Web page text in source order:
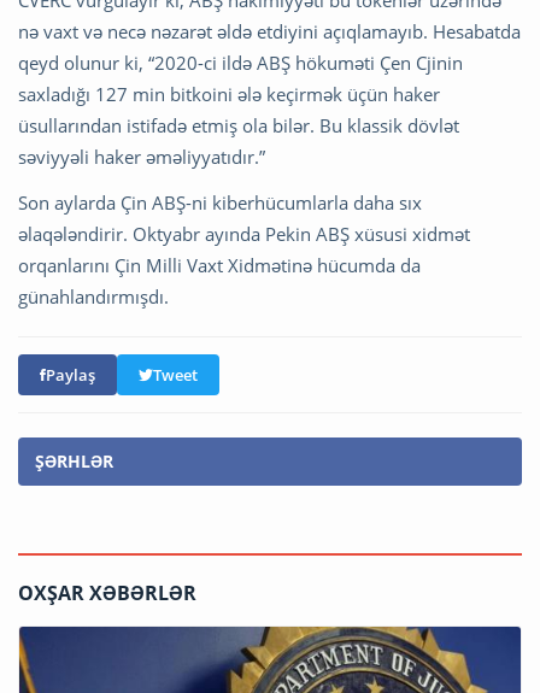
nə vaxt və necə nəzarət əldə etdiyini açıqlamayıb. Hesabatda
qeyd olunur ki, “2020-ci ildə ABŞ hökuməti Çen Cjinin
saxladığı 127 min bitkoini ələ keçirmək üçün haker
üsullarından istifadə etmiş ola bilər. Bu klassik dövlət
səviyyəli haker əməliyyatıdır.”
Son aylarda Çin ABŞ-ni kiberhücumlarla daha sıx
əlaqələndirir. Oktyabr ayında Pekin ABŞ xüsusi xidmət
orqanlarını Çin Milli Vaxt Xidmətinə hücumda da
günahlandırmışdı.
Paylaş Tweet
ŞƏRHLƏR
OXŞAR XƏBƏRLƏR